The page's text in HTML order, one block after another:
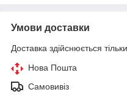
Умови доставки
Доставка здійснюється
Нова Пошта
Самовивіз